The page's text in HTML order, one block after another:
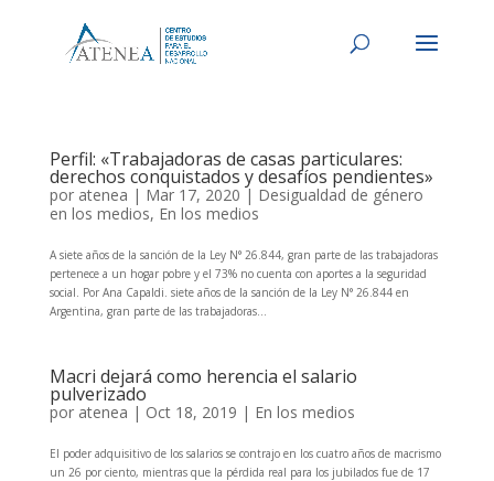
Perfil: «Trabajadoras de casas particulares:
derechos conquistados y desafíos pendientes»
por atenea | Mar 17, 2020 | Desigualdad de género
en los medios, En los medios
A siete años de la sanción de la Ley N° 26.844, gran parte de las trabajadoras
pertenece a un hogar pobre y el 73% no cuenta con aportes a la seguridad
social. Por Ana Capaldi. siete años de la sanción de la Ley N° 26.844 en
Argentina, gran parte de las trabajadoras...
Macri dejará como herencia el salario
pulverizado
por atenea | Oct 18, 2019 | En los medios
El poder adquisitivo de los salarios se contrajo en los cuatro años de macrismo
un 26 por ciento, mientras que la pérdida real para los jubilados fue de 17